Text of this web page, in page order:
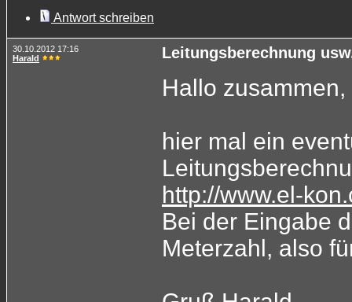
Antwort schreiben
30.10.2012 17:16
Harald
Leitungsberechnung
Hallo zusammen,
hier mal ein
http://www.el-
Bei der Eingabe
Meterzahl, also